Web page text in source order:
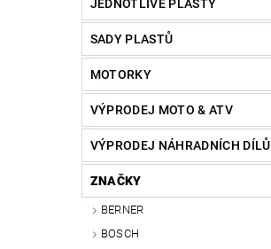
JEDNOTLIVÉ PLASTY
SADY PLASTŮ
MOTORKY
VÝPRODEJ MOTO & ATV
VÝPRODEJ NÁHRADNÍCH DÍLŮ
ZNAČKY
BERNER
BOSCH